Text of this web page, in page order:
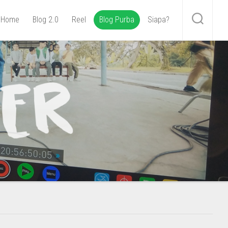
Home Blog 2.0 Reel Blog Purba Siapa?